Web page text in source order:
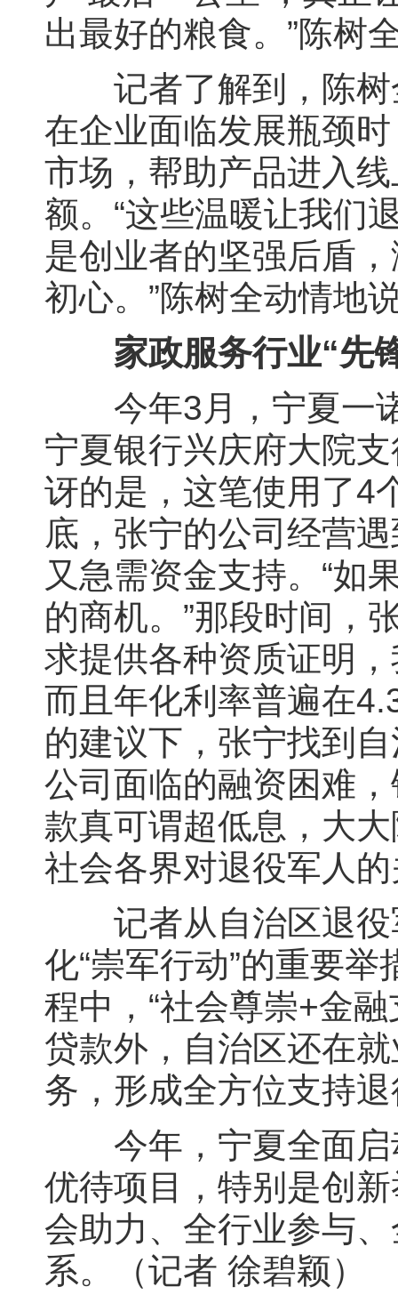
出最好的粮食。”陈树
记者了解到，陈树
在企业面临发展瓶颈
市场，帮助产品进入
额。“这些温暖让我们
是创业者的坚强后盾
初心。”陈树全动情地
家政服务行业“先
今年3月，宁夏一诺
宁夏银行兴庆府大院
讶的是，这笔使用了4
底，张宁的公司经营
又急需资金支持。“如
的商机。”那段时间，
求提供各种资质证明
而且年化利率普遍在
的建议下，张宁找到
公司面临的融资困难
款真可谓超低息，大
社会各界对退役军人
记者从自治区退役
化“崇军行动”的重要
程中，“社会尊崇+金
贷款外，自治区还在
务，形成全方位支持
今年，宁夏全面启
优待项目，特别是创
会助力、全行业参与
系。（记者 徐碧颖）